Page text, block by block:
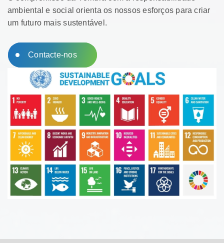
ambiental e social orienta os nossos esforços para criar
um futuro mais sustentável.
Contacte-nos